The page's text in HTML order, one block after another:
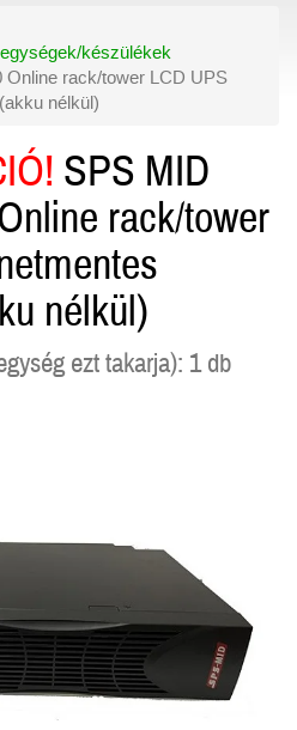
készülékek
Online rack/tower LCD UPS
nélkül)
SPS MID
rack/tower
nélkül)
ezt takarja): 1 db